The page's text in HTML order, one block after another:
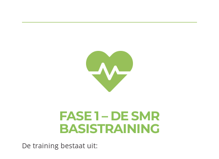

FASE 1 – DE SMR
BASISTRAINING
De training bestaat uit: